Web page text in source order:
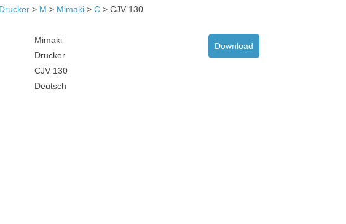
Drucker > M > Mimaki > C > CJV 130
Mimaki
Drucker
CJV 130
Deutsch
Download